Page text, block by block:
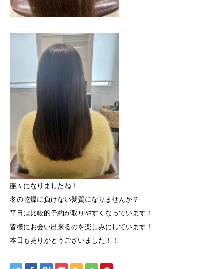
艶々になりましたね！
冬の乾燥に負けない髪質になりませんか？
平日は比較的予約が取りやすくなっています！
皆様にお会い出来るのを楽しみにしています！
本日もありがとうございました！！